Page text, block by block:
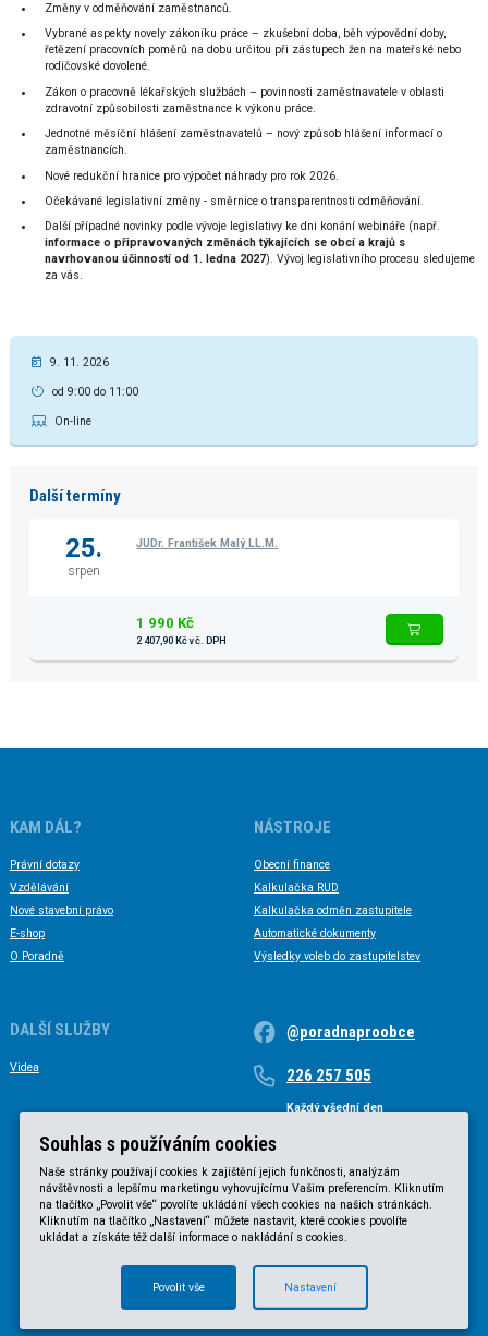
Změny v odměňování zaměstnanců.
Vybrané aspekty novely zákoníku práce – zkušební doba, běh výpovědní doby,
řetězení pracovních poměrů na dobu určitou při zástupech žen na mateřské nebo
rodičovské dovolené.
Zákon o pracovně lékařských službách – povinnosti zaměstnavatele v oblasti
zdravotní způsobilosti zaměstnance k výkonu práce.
Jednotné měsíční hlášení zaměstnavatelů – nový způsob hlášení informací o
zaměstnancích.
Nové redukční hranice pro výpočet náhrady pro rok 2026.
Očekávané legislativní změny - směrnice o transparentnosti odměňování.
Další případné novinky podle vývoje legislativy ke dni konání webináře (např.
informace o připravovaných změnách týkajících se obcí a krajů s
navrhovanou účinností od 1. ledna 2027). Vývoj legislativního procesu sledujeme
za vás.
9. 11. 2026
od 9:00 do 11:00
On-line
Další termíny
25.
srpen
JUDr. František Malý LL.M.
1 990 Kč
2 407,90 Kč vč. DPH
KAM DÁL?
Právní dotazy
Vzdělávání
Nové stavební právo
E-shop
O Poradně
NÁSTROJE
Obecní finance
Kalkulačka RUD
Kalkulačka odměn zastupitele
Automatické dokumenty
Výsledky voleb do zastupitelstev
DALŠÍ SLUŽBY
Videa
@poradnaproobce
226 257 505
Každý všední den
Souhlas s používáním cookies
Naše stránky používají cookies k zajištění jejich funkčnosti, analýzám
návštěvnosti a lepšímu marketingu vyhovujícímu Vašim preferencím. Kliknutím
na tlačítko „Povolit vše“ povolíte ukládání všech cookies na našich stránkách.
Kliknutím na tlačítko „Nastavení“ můžete nastavit, které cookies povolíte
ukládat a získáte též další informace o nakládání s cookies.
Povolit vše Nastavení